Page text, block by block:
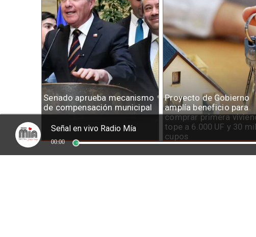
Senado aprueba mecanismo
de compensación municipal
Proyecto de Gobierno
amplía beneficio para
comprar primera
tope a 6.000 UF y 30 mil
cupos
Señal en vivo Radio Mía
00:00